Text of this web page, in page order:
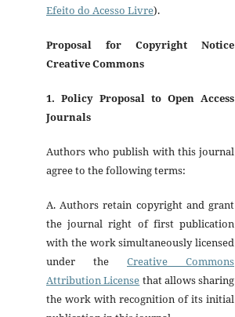
Efeito do Acesso Livre).
Proposal for Copyright Notice
Creative Commons
1. Policy Proposal to Open Access
Journals
Authors who publish with this journal
agree to the following terms:
A. Authors retain copyright and grant
the journal right of first publication
with the work simultaneously licensed
under the Creative Commons
Attribution License that allows sharing
the work with recognition of its initial